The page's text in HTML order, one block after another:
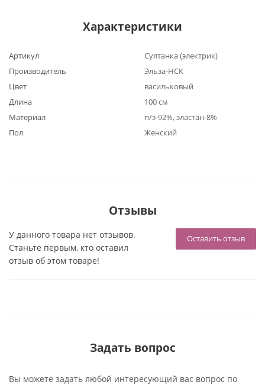
Характеристики
Артикул
Султанка (электрик)
Производитель
Эльза-НСК
Цвет
васильковый
Длина
100 см
Материал
п/э-92%, эластан-8%
Пол
Женский
Отзывы
Оставить отзыв
У данного товара нет отзывов.
Станьте первым, кто оставил
отзыв об этом товаре!
Задать вопрос
Вы можете задать любой интересующий вас вопрос по